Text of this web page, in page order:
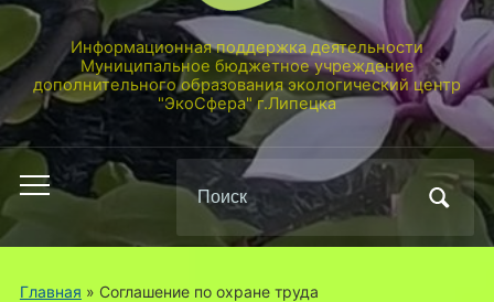
Информационная поддержка деятельности
Муниципальное бюджетное учреждение
дополнительного образования экологический центр
"ЭкоСфера" г.Липецка
Переключить
меню
Поиск
по:
Главная » Соглашение по охране труда